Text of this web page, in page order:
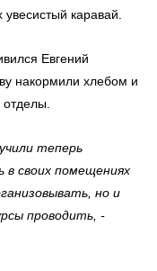
каравай.
Евгений
накормили хлебом и
теперь
в своих помещениях
но и
проводить, -